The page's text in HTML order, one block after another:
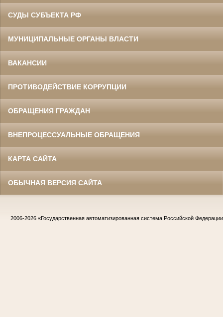
СУДЫ СУБЪЕКТА РФ
МУНИЦИПАЛЬНЫЕ ОРГАНЫ ВЛАСТИ
ВАКАНСИИ
ПРОТИВОДЕЙСТВИЕ КОРРУПЦИИ
ОБРАЩЕНИЯ ГРАЖДАН
ВНЕПРОЦЕССУАЛЬНЫЕ ОБРАЩЕНИЯ
КАРТА САЙТА
ОБЫЧНАЯ ВЕРСИЯ САЙТА
2006-2026 «Государственная автоматизированная система Российской